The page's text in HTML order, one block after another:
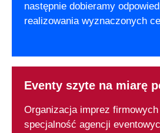
następnie dobieramy
realizowania wyznaczonych
Eventy szyte na miarę
Organizacja imprez firmowych
specjalność agencji